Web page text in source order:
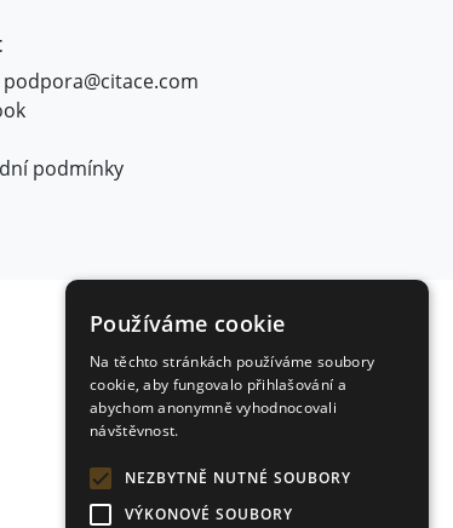
podpora@citace.com
podmínky
Používáme cookie
Na těchto stránkách používáme soubory
cookie, aby fungovalo přihlašování a
abychom anonymně vyhodnocovali
návštěvnost.
NEZBYTNĚ NUTNÉ SOUBORY
VÝKONOVÉ SOUBORY